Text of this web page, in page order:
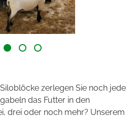
zerlegen Sie noch jede
das Futter in den
drei oder noch mehr? Unserem